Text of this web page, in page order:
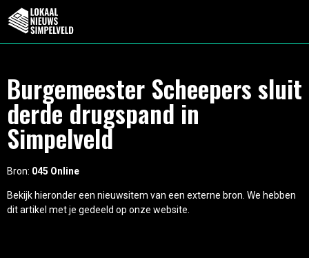
Burgemeester Scheepers sluit
derde drugspand in
Simpelveld
Bron: 045 Online
Bekijk hieronder een nieuwsitem van een externe bron. We hebben
dit artikel met je gedeeld op onze website.